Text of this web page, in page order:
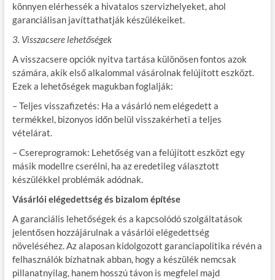
könnyen elérhessék a hivatalos szervizhelyeket, ahol
garanciálisan javíttathatják készülékeiket.
3. Visszacsere lehetőségek
A visszacsere opciók nyitva tartása különösen fontos azok
számára, akik első alkalommal vásárolnak felújított eszközt.
Ezek a lehetőségek magukban foglalják:
– Teljes visszafizetés: Ha a vásárló nem elégedett a
termékkel, bizonyos időn belül visszakérheti a teljes
vételárat.
– Csereprogramok: Lehetőség van a felújított eszközt egy
másik modellre cserélni, ha az eredetileg választott
készülékkel problémák adódnak.
Vásárlói elégedettség és bizalom építése
A garanciális lehetőségek és a kapcsolódó szolgáltatások
jelentősen hozzájárulnak a vásárlói elégedettség
növeléséhez. Az alaposan kidolgozott garanciapolitika révén a
felhasználók bízhatnak abban, hogy a készülék nemcsak
pillanatnyilag, hanem hosszú távon is megfelel majd